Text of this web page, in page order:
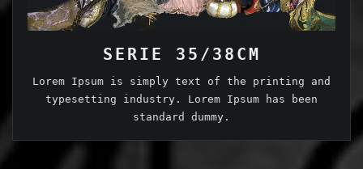
SERIE 35/38CM
Lorem Ipsum is simply text of the printing and
typesetting industry. Lorem Ipsum has been
standard dummy.